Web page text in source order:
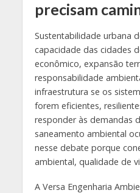
precisam
Sustentabilidade urbana
capacidade das cidades
econômico, expansão
responsabilidade
infraestrutura se os
forem eficientes,
responder às demandas
saneamento ambiental
nesse debate porque
ambiental, qualidade de
A Versa Engenharia